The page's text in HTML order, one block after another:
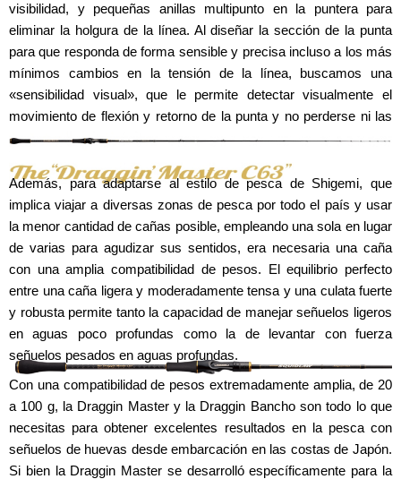
visibilidad, y pequeñas anillas multipunto en la puntera para
eliminar la holgura de la línea. Al diseñar la sección de la punta
para que responda de forma sensible y precisa incluso a los más
mínimos cambios en la tensión de la línea, buscamos una
«sensibilidad visual», que le permite detectar visualmente el
movimiento de flexión y retorno de la punta y no perderse ni las
picadas más pequeñas.
Además, para adaptarse al estilo de pesca de Shigemi, que
implica viajar a diversas zonas de pesca por todo el país y usar
la menor cantidad de cañas posible, empleando una sola en lugar
de varias para agudizar sus sentidos, era necesaria una caña
con una amplia compatibilidad de pesos. El equilibrio perfecto
entre una caña ligera y moderadamente tensa y una culata fuerte
y robusta permite tanto la capacidad de manejar señuelos ligeros
en aguas poco profundas como la de levantar con fuerza
señuelos pesados en aguas profundas.
Con una compatibilidad de pesos extremadamente amplia, de 20
a 100 g, la Draggin Master y la Draggin Bancho son todo lo que
necesitas para obtener excelentes resultados en la pesca con
señuelos de huevas desde embarcación en las costas de Japón.
Si bien la Draggin Master se desarrolló específicamente para la